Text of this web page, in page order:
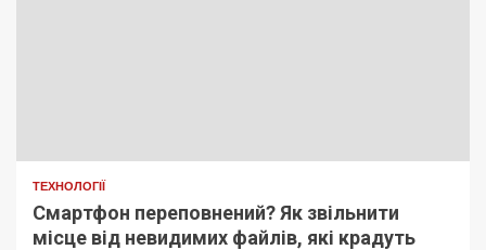
ТЕХНОЛОГІЇ
Смартфон переповнений? Як звільнити
місце від невидимих файлів, які крадуть